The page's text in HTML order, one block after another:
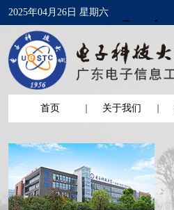
2025年04月26日 星期六
首页 关于我们